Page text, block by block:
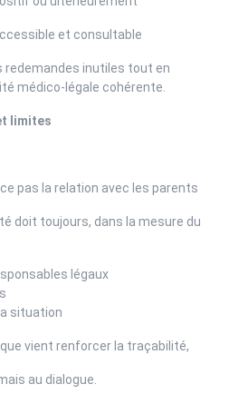
et consultable
redemandes inutiles tout en
médico-légale cohérente.
limites
pas la relation avec les parents
doit toujours, dans la mesure du
légaux
situation
vient renforcer la traçabilité,
au dialogue.